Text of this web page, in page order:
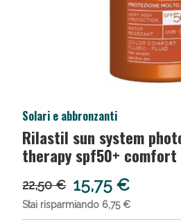
Solari e abbronzanti
Rilastil sun system
therapy spf50+
22,50 € 15,75 €
Stai risparmiando 6,75 €
50%!